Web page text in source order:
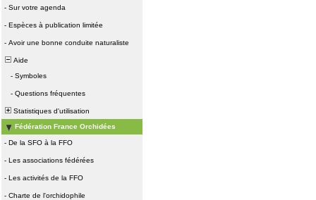
- Sur votre agenda
- Espèces à publication limitée
- Avoir une bonne conduite naturaliste
Aide
- Symboles
- Questions fréquentes
Statistiques d'utilisation
Fédération France Orchidées
- De la SFO à la FFO
- Les associations fédérées
- Les activités de la FFO
- Charte de l'orchidophile